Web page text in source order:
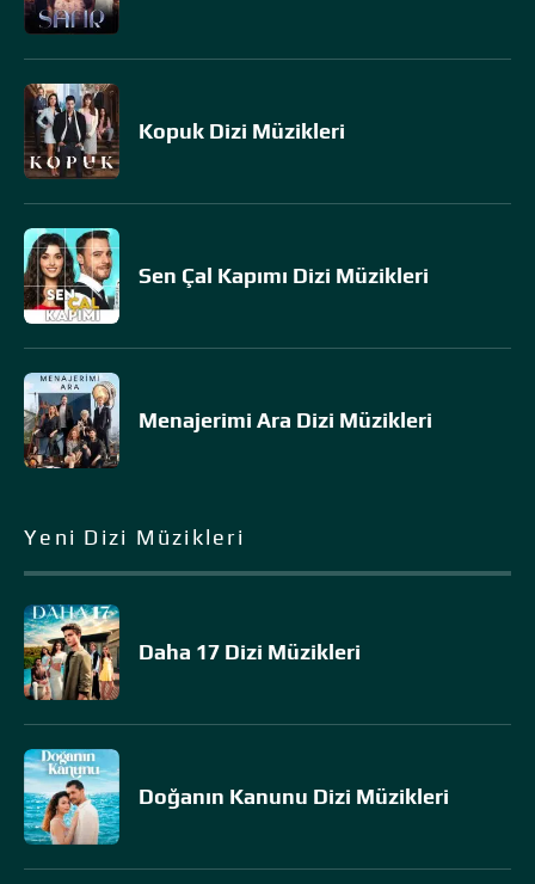
Kopuk Dizi Müzikleri
Sen Çal Kapımı Dizi Müzikleri
Menajerimi Ara Dizi Müzikleri
Yeni Dizi Müzikleri
Daha 17 Dizi Müzikleri
Doğanın Kanunu Dizi Müzikleri